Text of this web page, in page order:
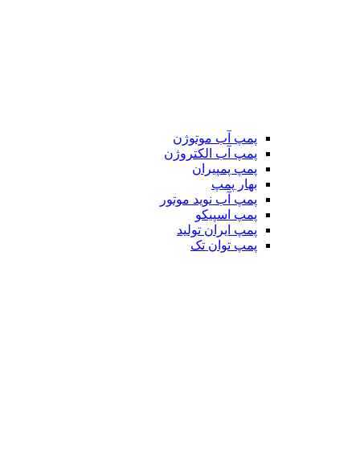
پمپ آب موتوژن
پمپ آب الکتروژن
پمپ پمپیران
بهار پمپ
پمپ آب نوید موتور
پمپ اسپیکو
پمپ ایران تولید
پمپ توان تک